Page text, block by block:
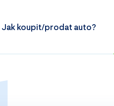
Jak koupit/prodat auto?